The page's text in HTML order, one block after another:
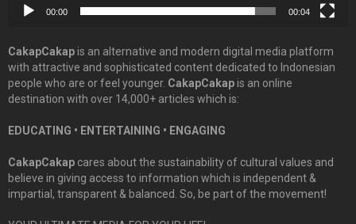
00:00 00:04
CakapCakapis an alternative and modern digital media platform
with attractive and sophisticated content dedicated to Indonesian
people who are or feel younger. CakapCakapis an online
destination with over 14,000+ articles which is:
EDUCATING • ENTERTAINING • ENGAGING
CakapCakap cares about the sustainability of cultural values and
believe in giving access to information which is independent &
impartial, transparent & balanced. So, be part of the movement!